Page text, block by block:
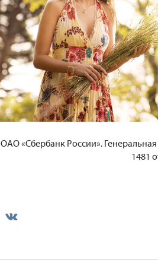
ОАО «Сбербанк России».
1481